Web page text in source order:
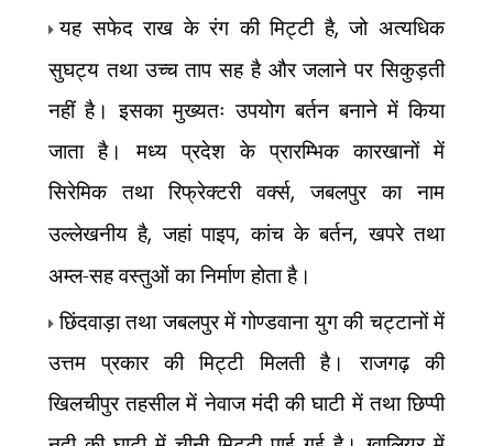
यह सफेद राख के रंग की मिट्टी है,जो अत्यधिक
सुघट्य तथा उच्च ताप सह है और जलाने पर सिकुड़ती
नहीं है। इसका मुख्यतः उपयोग बर्तन बनाने में किया
जाता है। मध्य प्रदेश केप्रारम्भिक कारखानों में
सिरेमिक तथा रिफ्रेक्टरी वर्क्स,जबलपुर का नाम
उल्लेखनीय है,जहां पाइप,कांच के बर्तन,खपरे तथा
अम्ल-सह वस्तुओं का निर्माण होता है।
छिंदवाड़ा तथा जबलपुर में गोण्डवाना युग की चट्टानों में
उत्तम प्रकार की मिट्टी मिलती है। राजगढ़ की
खिलचीपुर तहसील में नेवाज मंदी की घाटी में तथा छिप्पी